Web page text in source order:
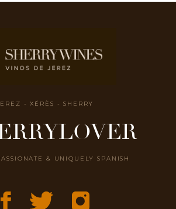
- XÉRÈS - SHERRY
& UNIQUELY SPANISH